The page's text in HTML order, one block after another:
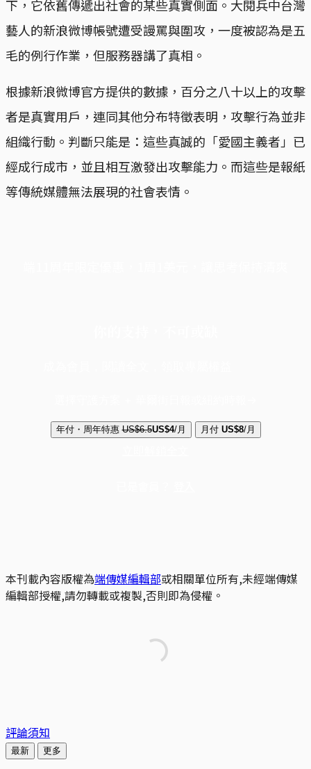
下，它依舊傳遞出社會的某些真實側面。大閱兵中台灣
藝人的新浪微博帳號遭受謾罵與圍攻，一度被認為是五
毛的例行作業，但服務器講了真相。
根據新浪微博官方提供的數據，百分之八十以上的攻擊
者是真實用戶，連同其他分布特徵表明，攻擊行為並非
組織行動。判斷只能是：這些真誠的「愛國主義者」已
經成行成市，並且相互激發出攻擊能力。而這些是報紙
等傳統媒體無法展現的社會表情。
年付・周年特惠 US$6.5US$4/月 月付 US$8/月
本刊載內容版權為端傳媒編輯部或相關單位所有,未經端傳媒
編輯部授權,請勿轉載或複製,否則即為侵權。
評論須知
最新 更多